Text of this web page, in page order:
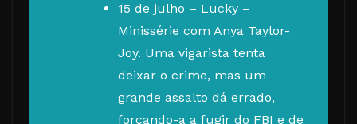
15 de julho – Lucky –
Minissérie com Anya Taylor-
Joy. Uma vigarista tenta
deixar o crime, mas um
grande assalto dá errado,
forçando-a a fugir do FBI e de